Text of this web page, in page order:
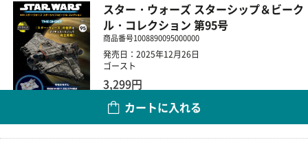
スター・ウォーズ スターシップ＆ビーク
ル・コレクション 第95号
商品番号1008890095000000
発売日：2025年12月26日
ゴースト
3,299円
カートに入れる